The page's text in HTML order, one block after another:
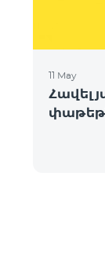
11 May